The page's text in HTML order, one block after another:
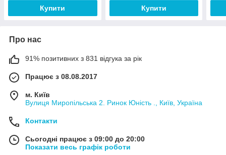
Купити Купити
Про нас
91% позитивних з 831 відгука за рік
Працює з 08.08.2017
м. Київ
Вулиця Миропільська 2. Ринок Юність ., Київ, Україна
Контакти
Сьогодні працює з 09:00 до 20:00
Показати весь графік роботи